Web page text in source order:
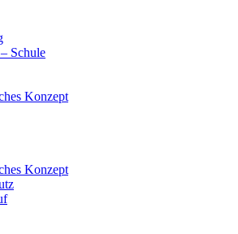
Schule
Konzept
Konzept